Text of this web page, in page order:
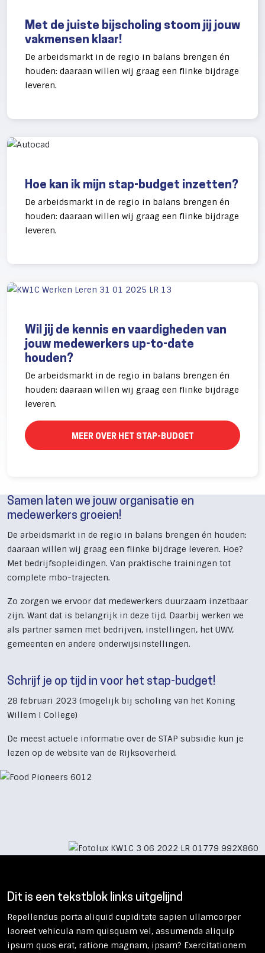
Met de juiste bijscholing stoom jij jouw
vakmensen klaar!
De arbeidsmarkt in de regio in balans brengen én
houden: daaraan willen wij graag een flinke bijdrage
leveren.
Hoe kan ik mijn stap-budget inzetten?
De arbeidsmarkt in de regio in balans brengen én
houden: daaraan willen wij graag een flinke bijdrage
leveren.
Wil jij de kennis en vaardigheden van
jouw medewerkers up-to-date
houden?
De arbeidsmarkt in de regio in balans brengen én
houden: daaraan willen wij graag een flinke bijdrage
leveren.
MEER OVER HET STAP-BUDGET
Samen laten we jouw organisatie en
medewerkers groeien!
De arbeidsmarkt in de regio in balans brengen én houden:
daaraan willen wij graag een flinke bijdrage leveren. Hoe?
Met bedrijfsopleidingen. Van praktische trainingen tot
complete mbo-trajecten.
Zo zorgen we ervoor dat medewerkers duurzaam inzetbaar
zijn. Want dat is belangrijk in deze tijd. Daarbij werken we
als partner samen met bedrijven, instellingen, het UWV,
gemeenten en andere onderwijsinstellingen.
Schrijf je op tijd in voor het stap-budget!
28 februari 2023 (mogelijk bij scholing van het Koning
Willem I College)
De meest actuele informatie over de STAP subsidie kun je
lezen op de website van de Rijksoverheid.
Dit is een tekstblok links uitgelijnd
Repellendus porta aliquid cupiditate sapien ullamcorper
laoreet vehicula nam quisquam vel, assumenda aliquip
ipsum quos erat, ratione magnam, ipsam? Exercitationem